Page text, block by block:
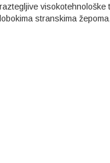
stranskima